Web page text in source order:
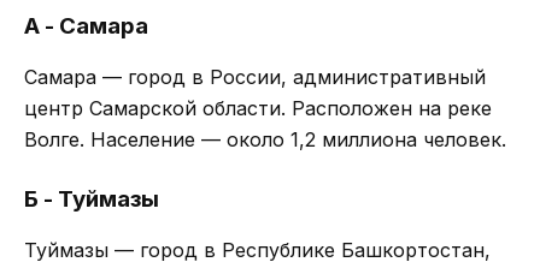
А - Самара
Самара — город в России, административный
центр Самарской области. Расположен на реке
Волге. Население — около 1,2 миллиона человек.
Б - Туймазы
Туймазы — город в Республике Башкортостан,